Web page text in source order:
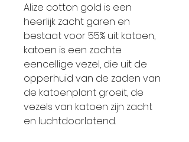
Alize cotton gold is een
heerlijk zacht garen en
bestaat voor 55% uit katoen,
katoen is een zachte
eencellige vezel, die uit de
opperhuid van de zaden van
de katoenplant groeit, de
vezels van katoen zijn zacht
en luchtdoorlatend.